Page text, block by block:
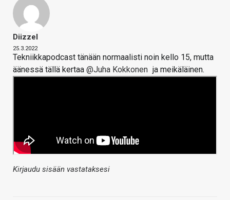
Diizzel
25.3.2022
Tekniikkapodcast tänään normaalisti noin kello 15, mutta
äänessä tällä kertaa @Juha Kokkonen ja meikäläinen.
Kirjaudu sisään vastataksesi